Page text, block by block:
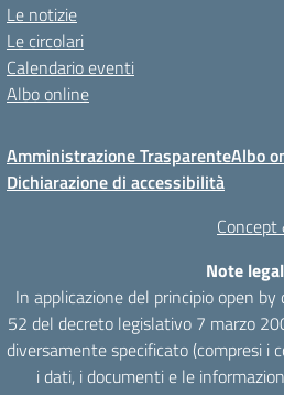
Le notizie
Le circolari
Calendario eventi
Albo online
Amministrazione TrasparenteAlbo
Dichiarazione di accessibilità
Note
In applicazione del principio open
52 del decreto legislativo 7 marzo
diversamente specificato (compresi i
i dati, i documenti e le